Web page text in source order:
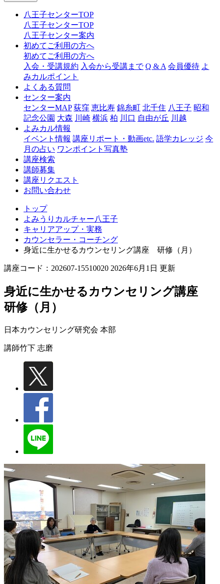
ャ
王
八王子センターTOP
八王子センターTOP
八王子センター案内
初めてご利用の方へ
初めてご利用の方へ
入会・受講規約 入会から受講まで Q & A 会員優待 よ
みカルポイント
よくある質問
センター案内
センターMAP 荻窪 恵比寿 錦糸町 北千住 八王子 昭和
記念公園 大森 川崎 横浜 柏 川口 自由が丘 川越
よみカル情報
イベント情報 講座リポート・動画etc. 語学カレッジ 今
月の占い ワンポイント写真塾
講座検索
講師募集
講座リクエスト
お問い合わせ
トップ
よみうりカルチャー八王子
キャリアアップ・実務
カウンセラー・コーチング
身近に生かせるカウンセリング講座 研修（月）
講座コード：202607-15510020 2026年6月1日 更新
身近に生かせるカウンセリング講座
研修（月）
日本カウンセリング研究会 本部
講師竹下 志磨